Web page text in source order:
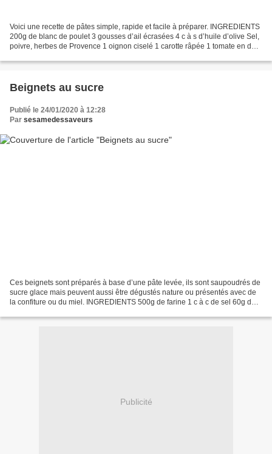
Voici une recette de pâtes simple, rapide et facile à préparer. INGREDIENTS
200g de blanc de poulet 3 gousses d’ail écrasées 4 c à s d’huile d’olive Sel,
poivre, herbes de Provence 1 oignon ciselé 1 carotte râpée 1 tomate en dés
Beignets au sucre
Publié le 24/01/2020 à 12:28
Par sesamedessaveurs
Ces beignets sont préparés à base d’une pâte levée, ils sont saupoudrés de
sucre glace mais peuvent aussi être dégustés nature ou présentés avec de
la confiture ou du miel. INGREDIENTS 500g de farine 1 c à c de sel 60g de
Publicité